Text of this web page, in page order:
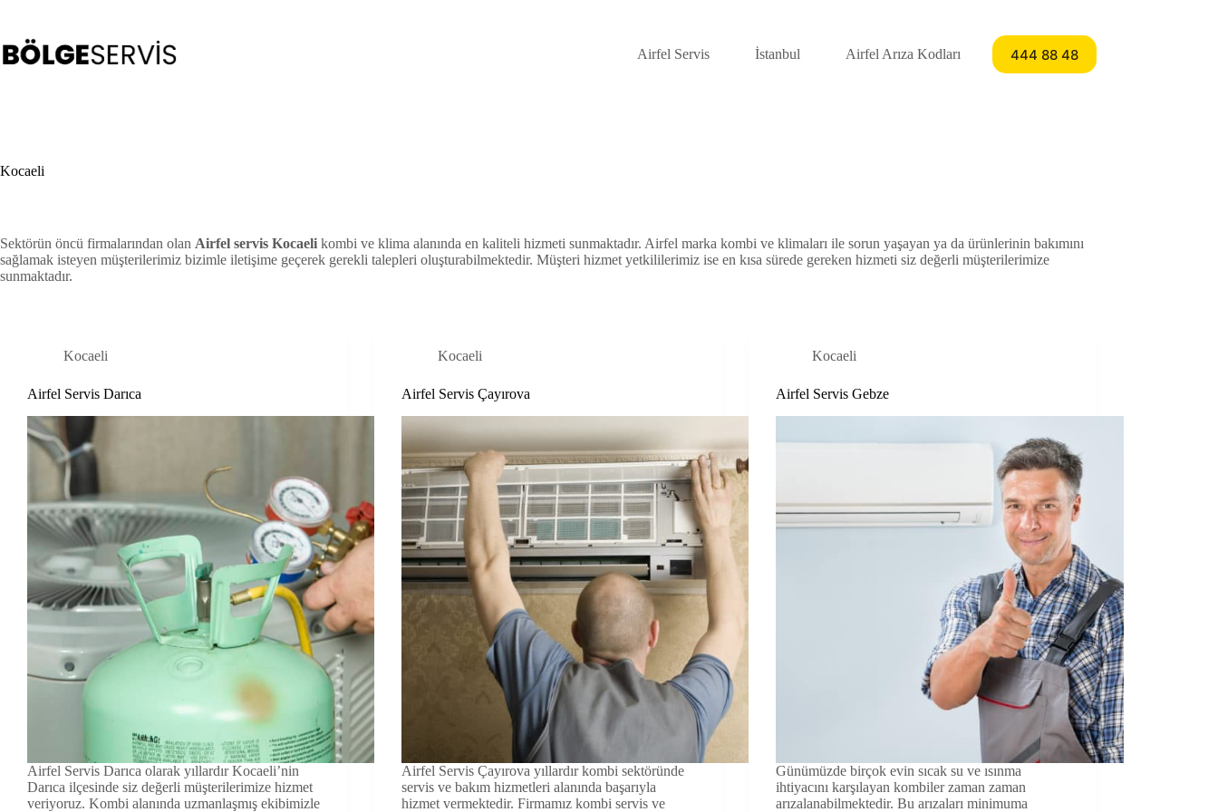
content
Airfel Servis
İstanbul Airfel Arıza Kodları 444 88 48
Kocaeli
Sektörün öncü firmalarından olan Airfel servis Kocaeli kombi ve klima alanında en kaliteli hizmeti sunmaktadır. Airfel marka kombi ve klimaları ile sorun yaşayan ya da ürünlerinin bakımını
sağlamak isteyen müşterilerimiz bizimle iletişime geçerek gerekli talepleri oluşturabilmektedir. Müşteri hizmet yetkililerimiz ise en kısa sürede gereken hizmeti siz değerli müşterilerimize
sunmaktadır.
Kocaeli
Airfel Servis Darıca
Airfel Servis Darıca olarak yıllardır Kocaeli’nin
Darıca ilçesinde siz değerli müşterilerimize hizmet
veriyoruz. Kombi alanında uzmanlaşmış ekibimizle
Kocaeli
Airfel Servis Çayırova
Airfel Servis Çayırova yıllardır kombi sektöründe
servis ve bakım hizmetleri alanında başarıyla
hizmet vermektedir. Firmamız kombi servis ve
Kocaeli
Airfel Servis Gebze
Günümüzde birçok evin sıcak su ve ısınma
ihtiyacını karşılayan kombiler zaman zaman
arızalanabilmektedir. Bu arızaları minimuma